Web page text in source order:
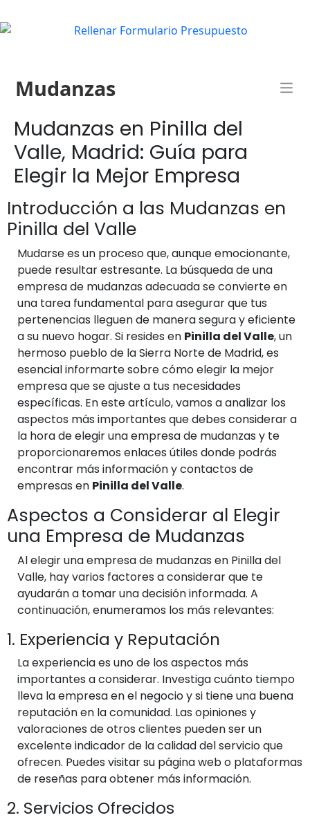
Mudanzas
Mudanzas en Pinilla del
Valle, Madrid: Guía para
Elegir la Mejor Empresa
Introducción a las Mudanzas en
Pinilla del Valle
Mudarse es un proceso que, aunque emocionante,
puede resultar estresante. La búsqueda de una
empresa de mudanzas adecuada se convierte en
una tarea fundamental para asegurar que tus
pertenencias lleguen de manera segura y eficiente
a su nuevo hogar. Si resides en Pinilla del Valle, un
hermoso pueblo de la Sierra Norte de Madrid, es
esencial informarte sobre cómo elegir la mejor
empresa que se ajuste a tus necesidades
específicas. En este artículo, vamos a analizar los
aspectos más importantes que debes considerar a
la hora de elegir una empresa de mudanzas y te
proporcionaremos enlaces útiles donde podrás
encontrar más información y contactos de
empresas en Pinilla del Valle.
Aspectos a Considerar al Elegir
una Empresa de Mudanzas
Al elegir una empresa de mudanzas en Pinilla del
Valle, hay varios factores a considerar que te
ayudarán a tomar una decisión informada. A
continuación, enumeramos los más relevantes:
1. Experiencia y Reputación
La experiencia es uno de los aspectos más
importantes a considerar. Investiga cuánto tiempo
lleva la empresa en el negocio y si tiene una buena
reputación en la comunidad. Las opiniones y
valoraciones de otros clientes pueden ser un
excelente indicador de la calidad del servicio que
ofrecen. Puedes visitar su página web o plataformas
de reseñas para obtener más información.
2. Servicios Ofrecidos